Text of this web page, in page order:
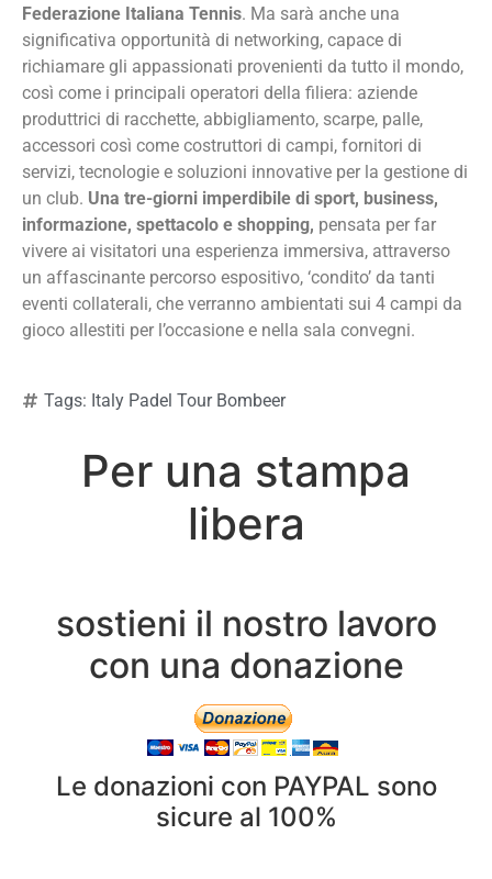
Federazione Italiana Tennis. Ma sarà anche una
significativa opportunità di networking, capace di
richiamare gli appassionati provenienti da tutto il mondo,
così come i principali operatori della filiera: aziende
produttrici di racchette, abbigliamento, scarpe, palle,
accessori così come costruttori di campi, fornitori di
servizi, tecnologie e soluzioni innovative per la gestione di
un club. Una tre-giorni imperdibile di sport, business,
informazione, spettacolo e shopping, pensata per far
vivere ai visitatori una esperienza immersiva, attraverso
un affascinante percorso espositivo, ‘condito’ da tanti
eventi collaterali, che verranno ambientati sui 4 campi da
gioco allestiti per l’occasione e nella sala convegni.
Tags: Italy Padel Tour Bombeer
Per una stampa
libera
sostieni il nostro lavoro
con una donazione
Le donazioni con PAYPAL sono
sicure al 100%